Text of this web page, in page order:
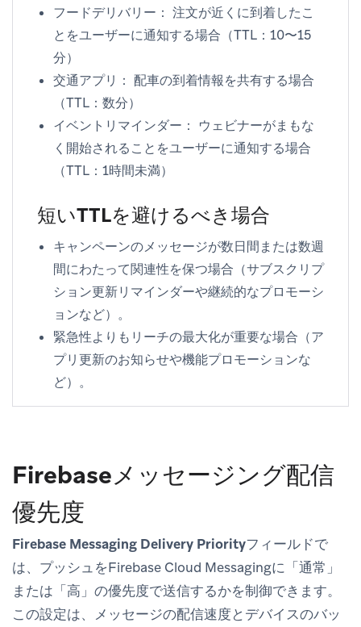
フードデリバリー： 注文が近くに到着したこ
とをユーザーに通知する場合（TTL：10〜15
分）
交通アプリ： 配車の到着情報を共有する場合
（TTL：数分）
イベントリマインダー：
ウェビナーがまもな
く開始されることをユーザーに通知する場合
（TTL：1時間未満）
短いTTLを避けるべき場合
キャンペーンのメッセージが数日間または数週
間にわたって関連性を保つ場合（サブスクリプ
ション更新リマインダーや継続的なプロモーシ
ョンなど）。
緊急性よりもリーチの最大化が重要な場合（ア
プリ更新のお知らせや機能プロモーションな
ど）。
Firebaseメッセージング配信
優先度
Firebase Messaging Delivery Priorityフィールドで
は、プッシュをFirebase Cloud Messagingに「通常」
または「高」の優先度で送信するかを制御できます。
この設定は、メッセージの配信速度とデバイスのバッ